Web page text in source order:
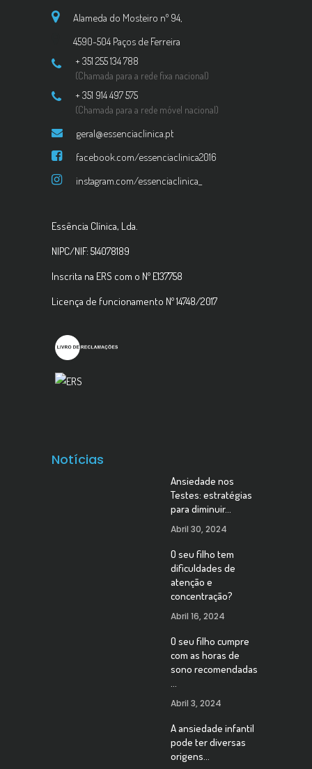
Alameda do Mosteiro nº 94,
4590-504 Paços de Ferreira
+ 351 255 134 788
(Chamada para a rede fixa nacional)
+ 351 914 497 575
(Chamada para a rede móvel nacional)
geral@essenciaclinica.pt
facebook.com/essenciaclinica2016
instagram.com/essenciaclinica_
Essência Clínica, Lda.
NIPC/NIF: 514078189
Inscrita na ERS com o Nº E137758
Licença de funcionamento Nº 14748/2017
Notícias
Ansiedade nos
Testes: estratégias
para diminuir…
Abril 30, 2024
O seu filho tem
dificuldades de
atenção e
concentração?
Abril 16, 2024
O seu filho cumpre
com as horas de
sono recomendadas
Abril 3, 2024
A ansiedade infantil
pode ter diversas
origens…